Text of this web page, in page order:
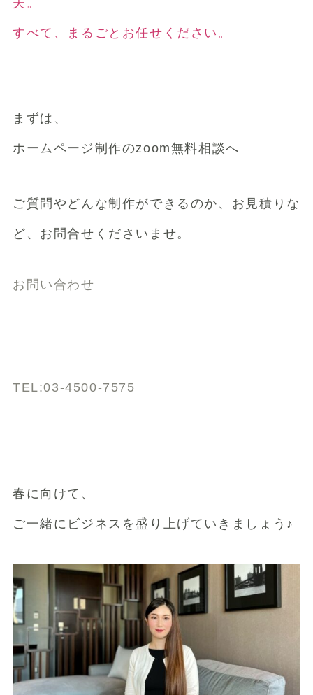
すべて、まるごとお任せください。
まずは、
ホームページ制作のzoom無料相談へ
ご質問やどんな制作ができるのか、お見積りな
ど、お問合せくださいませ。
お問い合わせ
TEL:03-4500-7575
春に向けて、
ご一緒にビジネスを盛り上げていきましょう♪